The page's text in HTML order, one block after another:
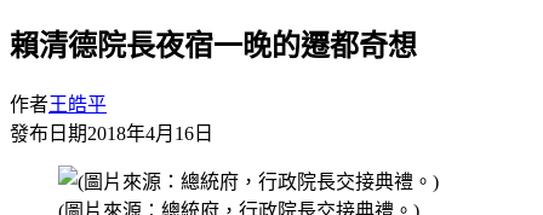
賴清德院長夜宿一晚的遷都奇想
作者王皓平
發布日期2018年4月16日
(圖片來源：總統府，行政院長交接典禮。)